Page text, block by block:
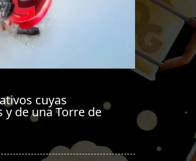
cuyas
de una Torre de